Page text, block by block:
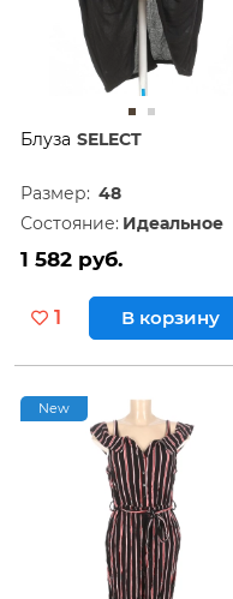
Блуза SELECT
Размер: 48
Состояние: Идеальное
1 582 руб.
1 В корзину
New